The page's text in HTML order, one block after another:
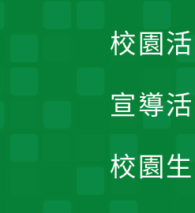
校園
宣導
校園